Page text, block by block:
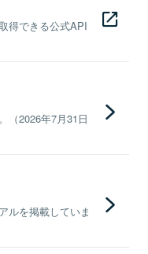
得できる公式API
（2026年7月31日
ルを掲載していま